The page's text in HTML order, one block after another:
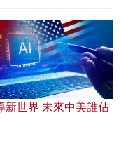
新世界 未來中美誰佔